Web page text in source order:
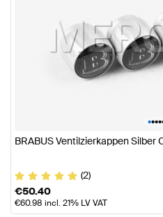
••••
BRABUS Ventilzierkappen Silber
(2)
€50.40
€60.98 incl. 21% LV VAT